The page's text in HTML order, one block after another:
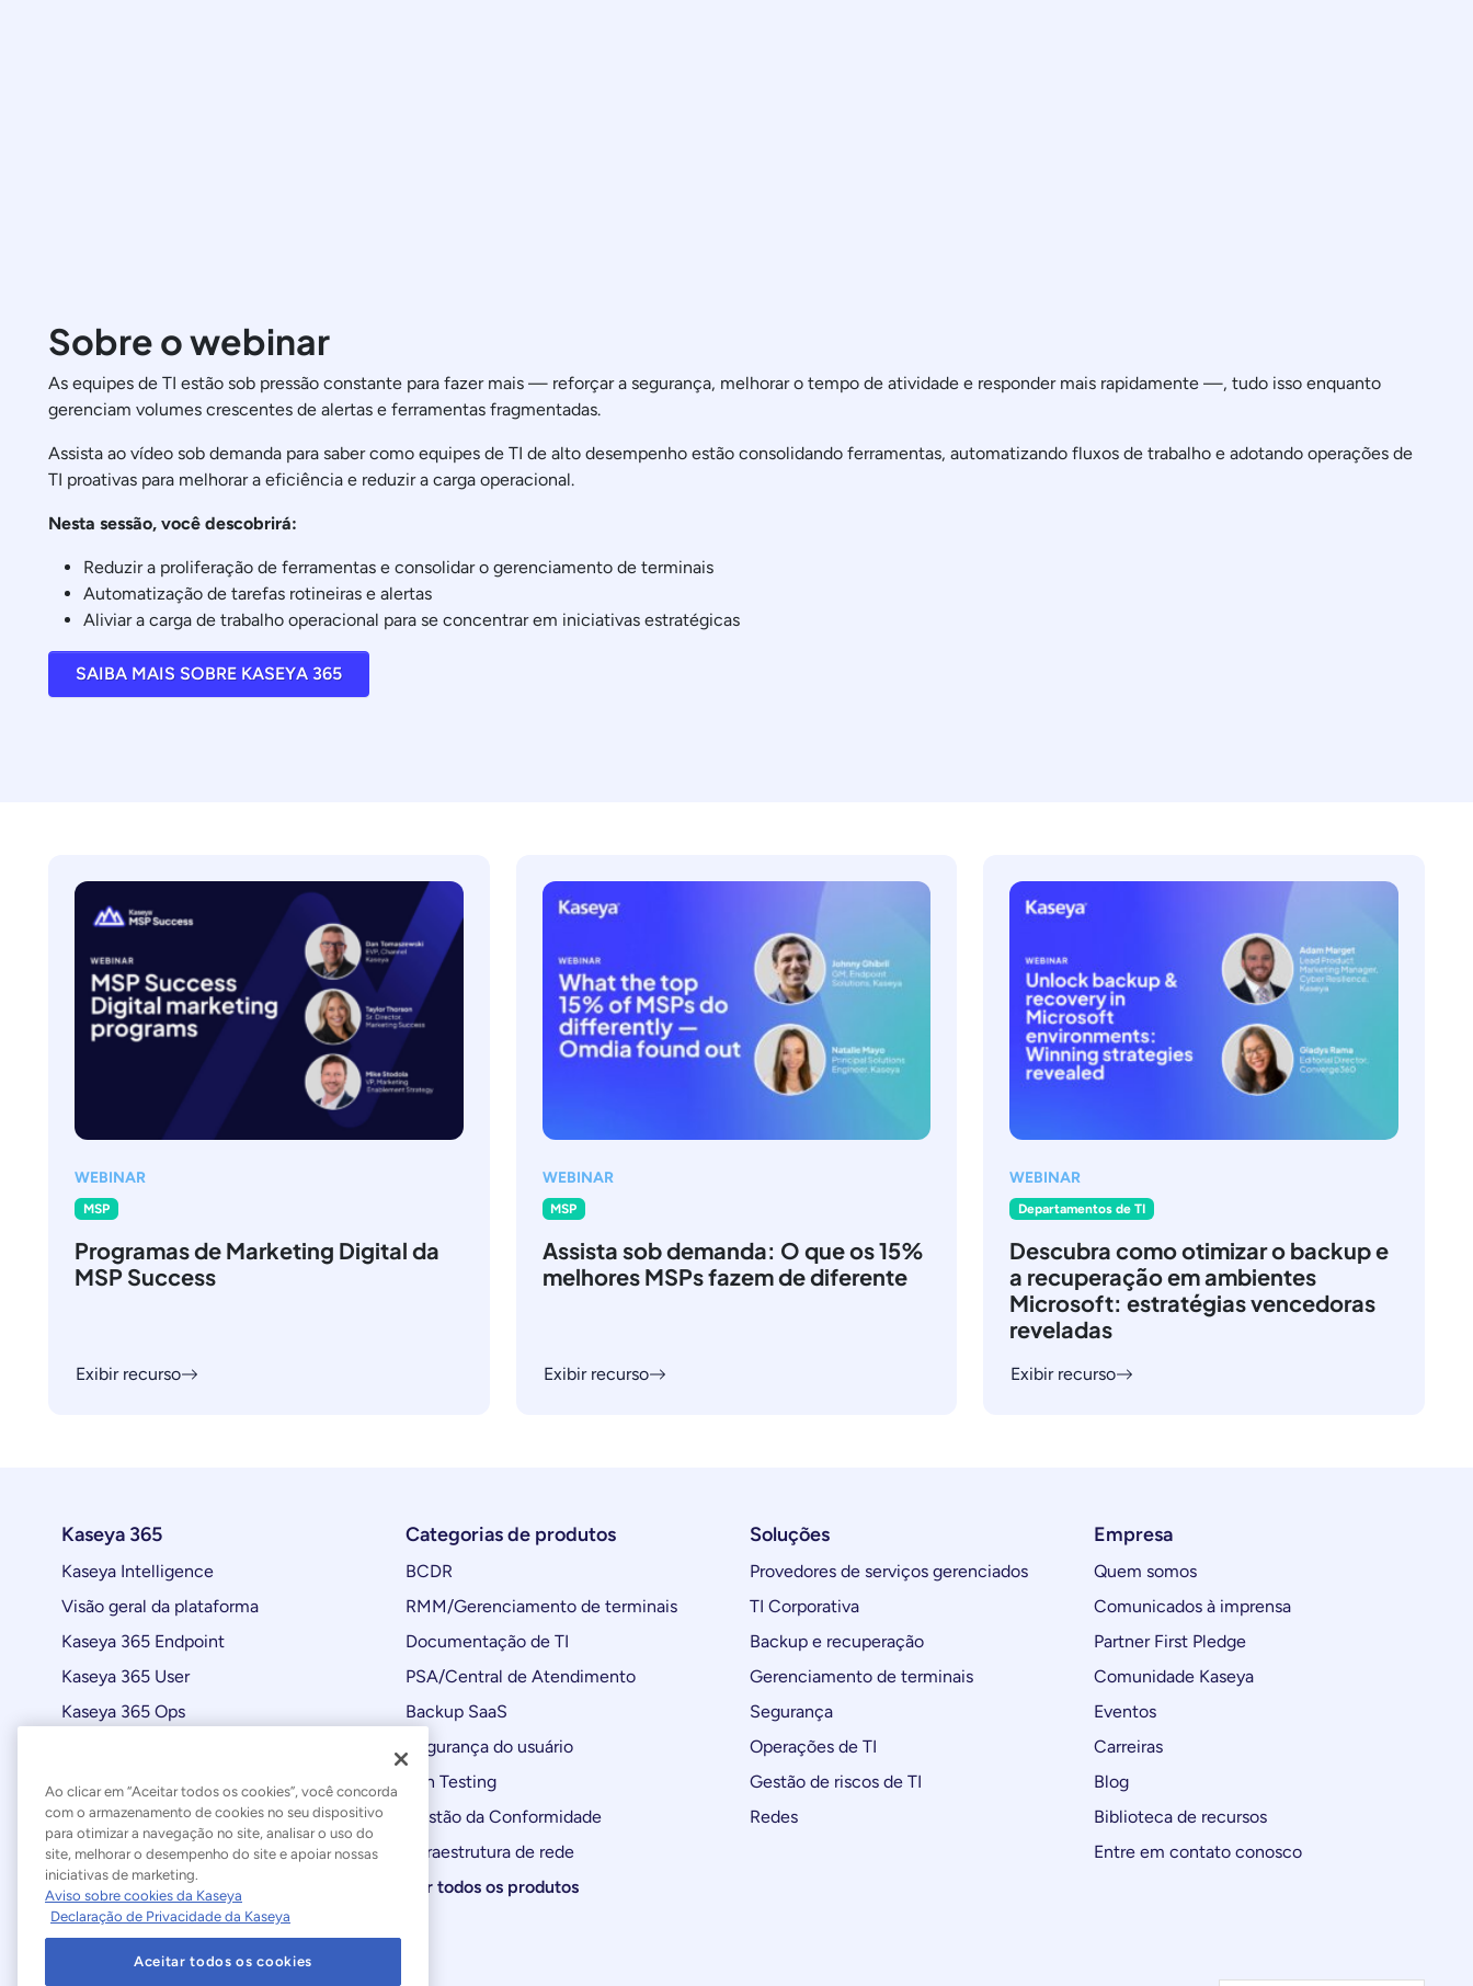
Sobre o webinar
As equipes de TI estão sob pressão constante para fazer mais — reforçar a segurança, melhorar o tempo de atividade e responder mais rapidamente —, tudo isso enquanto
gerenciam volumes crescentes de alertas e ferramentas fragmentadas.
Assista ao vídeo sob demanda para saber como equipes de TI de alto desempenho estão consolidando ferramentas, automatizando fluxos de trabalho e adotando operações de
TI proativas para melhorar a eficiência e reduzir a carga operacional.
Nesta sessão, você descobrirá:
Reduzir a proliferação de ferramentas e consolidar o gerenciamento de terminais
Automatização de tarefas rotineiras e alertas
Aliviar a carga de trabalho operacional para se concentrar em iniciativas estratégicas
SAIBA MAIS SOBRE KASEYA 365
WEBINAR
MSP
Programas de Marketing Digital da
MSP Success
Exibir recurso
WEBINAR
MSP
Assista sob demanda: O que os 15%
melhores MSPs fazem de diferente
Exibir recurso
WEBINAR
Departamentos de TI
Descubra como otimizar o backup e
a recuperação em ambientes
Microsoft: estratégias vencedoras
reveladas
Exibir recurso
Kaseya 365
Kaseya Intelligence
Visão geral da plataforma
Kaseya 365 Endpoint
Kaseya 365 User
Kaseya 365 Ops
Atualizações de produtos
Categorias de produtos
BCDR
RMM/Gerenciamento de terminais
Documentação de TI
PSA/Central de Atendimento
Backup SaaS
Segurança do usuário
Pen Testing
Gestão da Conformidade
Infraestrutura de rede
Ver todos os produtos
Soluções
Provedores de serviços gerenciados
TI Corporativa
Backup e recuperação
Gerenciamento de terminais
Segurança
Operações de TI
Gestão de riscos de TI
Redes
Empresa
Quem somos
Comunicados à imprensa
Partner First Pledge
Comunidade Kaseya
Eventos
Carreiras
Blog
Biblioteca de recursos
Entre em contato conosco
Ao clicar em “Aceitar todos os cookies”, você concorda
com o armazenamento de cookies no seu dispositivo
para otimizar a navegação no site, analisar o uso do
site, melhorar o desempenho do site e apoiar nossas
iniciativas de marketing.
Aviso sobre cookies da Kaseya
Declaração de Privacidade da Kaseya
Aceitar todos os cookies